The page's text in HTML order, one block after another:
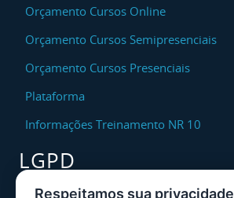
Orçamento Cursos Online
Orçamento Cursos Semipresenciais
Orçamento Cursos Presenciais
Plataforma
Informações Treinamento NR 10
LGPD
Respeitamos sua privacidade